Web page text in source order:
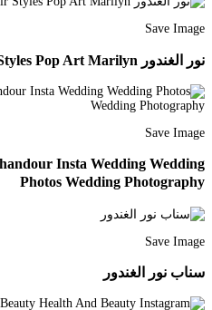
Save Image
نور الغندور Beauty Long Hair Styles Pop Art Marilyn
Save Image
Insta Wedding Wedding
Photos Wedding Photography
Save Image
سناب نور الغندور